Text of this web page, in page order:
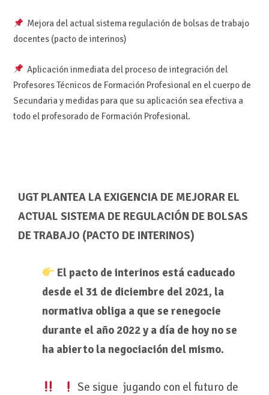
Mejora del actual sistema regulación de bolsas de trabajo
docentes (pacto de interinos)
Aplicación inmediata del proceso de integración del
Profesores Técnicos de Formación Profesional en el cuerpo de
Secundaria y medidas para que su aplicación sea efectiva a
todo el profesorado de Formación Profesional.
UGT PLANTEA LA EXIGENCIA DE MEJORAR EL
ACTUAL SISTEMA DE REGULACIÓN DE BOLSAS
DE TRABAJO (PACTO DE INTERINOS)
El pacto de interinos está caducado
desde el 31 de diciembre del 2021, la
normativa obliga a que se renegocie
durante el año 2022 y a día de hoy no se
ha abierto la negociación del mismo.
Se sigue jugando con el futuro de